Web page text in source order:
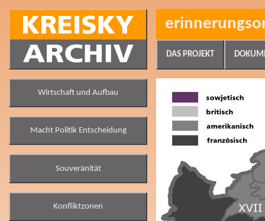
DAS PROJEKT
Wirtschaft und Aufbau
Macht Politik Entscheidung
Souveränität
Konfliktzonen